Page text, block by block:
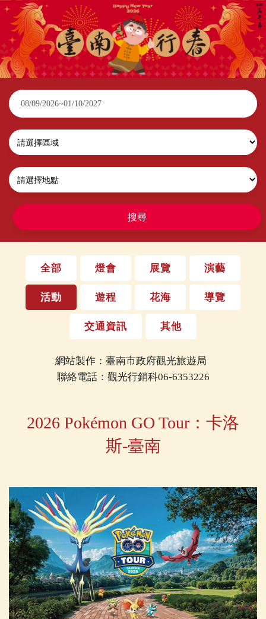
2026臺南行春
搜尋
全部 燈會 展覽 演藝
活動 遊程 花海 導覽
交通資訊 其他
網站製作：臺南市政府觀光旅遊局
聯絡電話：觀光行銷科06-6353226
2026 Pokémon GO Tour：卡洛
斯-臺南